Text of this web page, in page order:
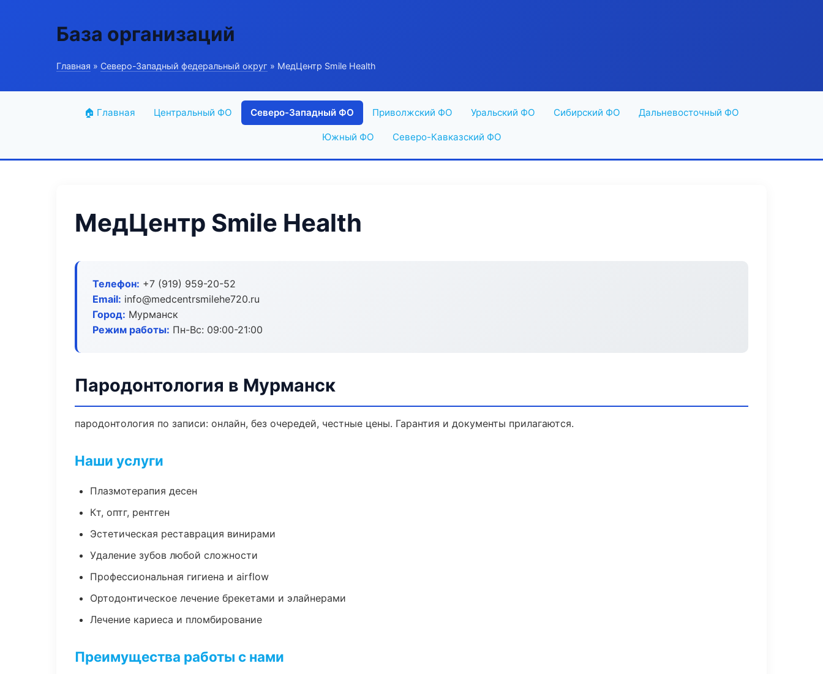
База организаций
Главная » Северо-Западный федеральный округ » МедЦентр Smile Health
🏠 Главная Центральный ФО Северо-Западный ФО Приволжский ФО Уральский ФО Сибирский ФО Дальневосточный ФО
Южный ФО Северо-Кавказский ФО
МедЦентр Smile Health
Телефон: +7 (919) 959-20-52
Email: info@medcentrsmilehe720.ru
Город: Мурманск
Режим работы: Пн-Вс: 09:00-21:00
Пародонтология в Мурманск
пародонтология по записи: онлайн, без очередей, честные цены. Гарантия и документы прилагаются.
Наши услуги
Плазмотерапия десен
Кт, оптг, рентген
Эстетическая реставрация винирами
Удаление зубов любой сложности
Профессиональная гигиена и airflow
Ортодонтическое лечение брекетами и элайнерами
Лечение кариеса и пломбирование
Преимущества работы с нами